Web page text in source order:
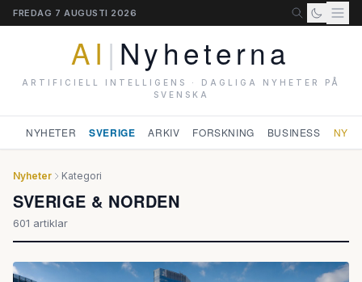
FREDAG 7 AUGUSTI 2026
AI | Nyheterna
ARTIFICIELL INTELLIGENS · DAGLIGA NYHETER PÅ
SVENSKA
NYHETER SVERIGE ARKIV FORSKNING BUSINESS
Nyheter Kategori
SVERIGE & NORDEN
601 artiklar